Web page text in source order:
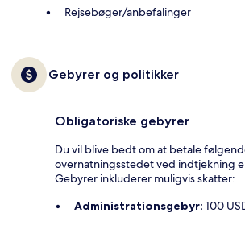
Rejsebøger/anbefalinger
Gebyrer og politikker
Obligatoriske gebyrer
Du vil blive bedt om at betale
overnatningsstedet ved indtjekning
Gebyrer inkluderer muligvis skatter:
Administrationsgebyr: 100